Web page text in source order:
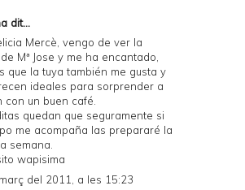
dit...
Mercè, vengo de ver la
Mª Jose y me ha encantado,
que la tuya también me gusta y
ideales para sorprender a
con un buen café.
quedan que seguramente si
me acompaña las prepararé la
semana.
wapisima
del 2011, a les 15:23